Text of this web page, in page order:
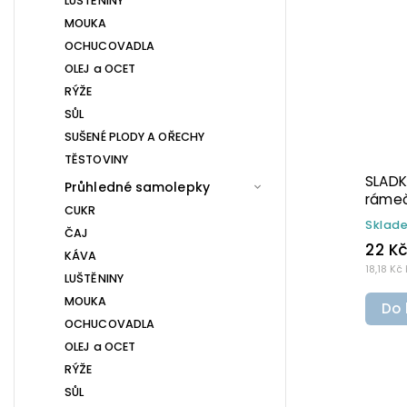
MOUKA
OCHUCOVADLA
OLEJ a OCET
RÝŽE
SŮL
SUŠENÉ PLODY A OŘECHY
TĚSTOVINY
Průhledné samolepky
CUKR
ČAJ
KÁVA
LUŠTĚNINY
MOUKA
OCHUCOVADLA
OLEJ a OCET
RÝŽE
SŮL
SÝRY průhledná samolepka s
rámečkem, základní písmo,
rozměr 6 × 4 cm na boxy,
šuplíky a dózy do lednice
18,18 Kč bez DPH
22 Kč
Do košíku
18,18 Kč
22 Kč
Do